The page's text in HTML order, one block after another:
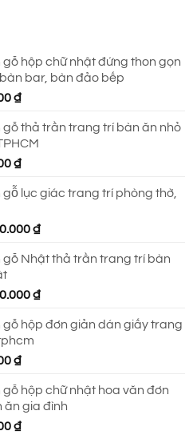
gỗ hộp chữ nhật đứng thon gọn
bar, bàn đảo bếp
₫.
₫Giá
tại
là:
750.000 ₫.
gỗ thả trần trang trí bàn ăn nhỏ
₫Giá
tại
690.000 ₫.
gỗ lục giác trang trí phòng thờ,
₫.
₫Giá
tại
2.150.000 ₫.
gỗ Nhật thả trần trang trí bàn
₫.
₫Giá
tại
gỗ hộp đơn giản dán giấy trang
₫.
₫Giá
tại
là:
590.000 ₫.
gỗ hộp chữ nhật hoa văn đơn
ăn gia đình
₫Giá